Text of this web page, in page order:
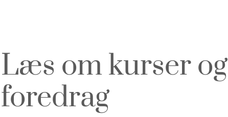
Læs om kurser og
foredrag